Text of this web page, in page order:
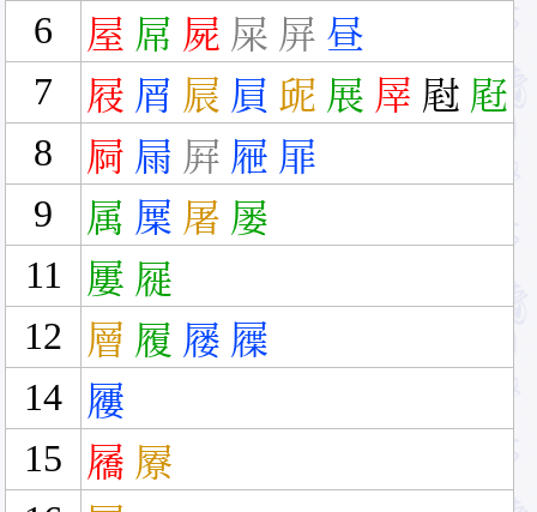
6
屋 屌 屍 屎 屏 昼
7
屐 屑 屒 屓 屔 展 屖 屗 屘
8
屙 屚 屛 屜 屝
9
属 屟 屠 屡
11
屢 屣
12
層 履 屦 屧
14
屨
15
屩 屪